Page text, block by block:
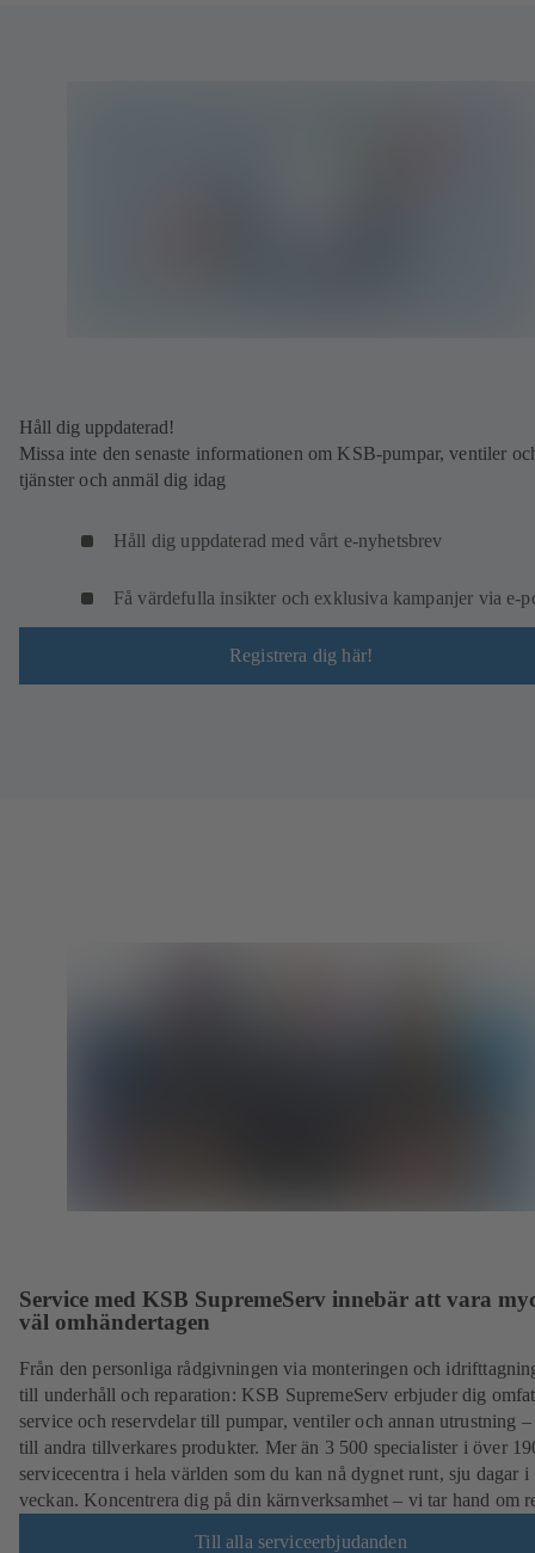
Håll dig uppdaterad!
Missa inte den senaste informationen om KSB-pumpar, ventiler
tjänster och anmäl dig idag
Håll dig uppdaterad med vårt e-nyhetsbrev
Få värdefulla insikter och exklusiva kampanjer via e-
Registrera dig här!
Service med KSB SupremeServ innebär att vara
väl omhändertagen
Från den personliga rådgivningen via monteringen och
till underhåll och reparation: KSB SupremeServ erbjuder dig
service och reservdelar till pumpar, ventiler och annan utrustning –
till andra tillverkares produkter. Mer än 3 500 specialister i över
servicecentra i hela världen som du kan nå dygnet runt, sju dagar i
veckan. Koncentrera dig på din kärnverksamhet – vi tar hand om
Till alla serviceerbjudanden